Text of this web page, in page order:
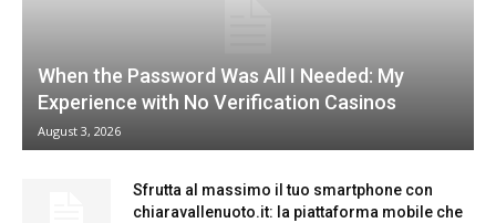
When the Password Was All I Needed: My
Experience with No Verification Casinos
August 3, 2026
Sfrutta al massimo il tuo smartphone con
chiaravallenuoto.it: la piattaforma mobile che